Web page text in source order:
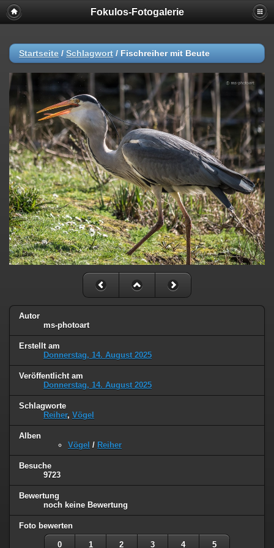
Fokulos-Fotogalerie
Startseite / Schlagwort / Fischreiher mit Beute
Autor
ms-photoart
Erstellt am
Donnerstag, 14. August 2025
Veröffentlicht am
Donnerstag, 14. August 2025
Schlagworte
Reiher, Vögel
Alben
Vögel / Reiher
Besuche
9723
Bewertung
noch keine Bewertung
Foto bewerten
0 1 2 3 4 5